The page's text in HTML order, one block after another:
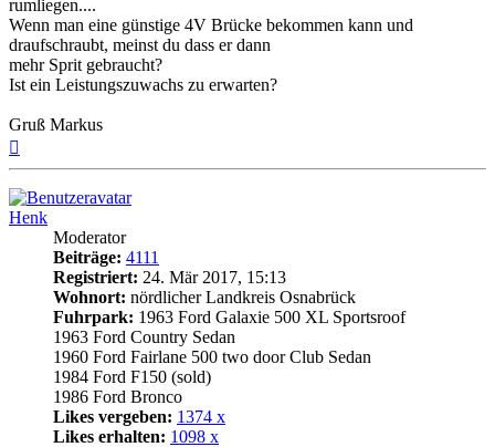
rumliegen....
Wenn man eine günstige 4V Brücke bekommen kann und
draufschraubt, meinst du dass er dann
mehr Sprit gebraucht?
Ist ein Leistungszuwachs zu erwarten?
Gruß Markus
Henk
Moderator
Beiträge: 4111
Registriert: 24. Mär 2017, 15:13
Wohnort: nördlicher Landkreis Osnabrück
Fuhrpark: 1963 Ford Galaxie 500 XL Sportsroof
1963 Ford Country Sedan
1960 Ford Fairlane 500 two door Club Sedan
1984 Ford F150 (sold)
1986 Ford Bronco
Likes vergeben: 1374 x
Likes erhalten: 1098 x